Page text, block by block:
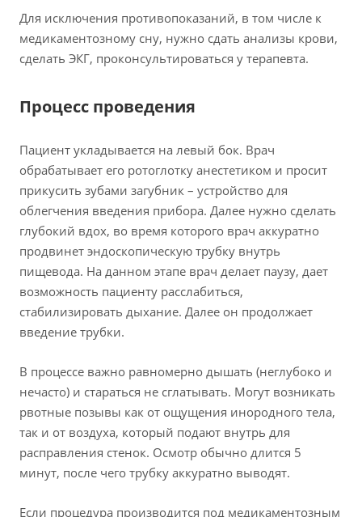
Для исключения противопоказаний, в том числе к
медикаментозному сну, нужно сдать анализы крови,
сделать ЭКГ, проконсультироваться у терапевта.
Процесс проведения
Пациент укладывается на левый бок. Врач
обрабатывает его ротоглотку анестетиком и просит
прикусить зубами загубник – устройство для
облегчения введения прибора. Далее нужно сделать
глубокий вдох, во время которого врач аккуратно
продвинет эндоскопическую трубку внутрь
пищевода. На данном этапе врач делает паузу, дает
возможность пациенту расслабиться,
стабилизировать дыхание. Далее он продолжает
введение трубки.
В процессе важно равномерно дышать (неглубоко и
нечасто) и стараться не сглатывать. Могут возникать
рвотные позывы как от ощущения инородного тела,
так и от воздуха, который подают внутрь для
расправления стенок. Осмотр обычно длится 5
минут, после чего трубку аккуратно выводят.
Если процедура производится под медикаментозным